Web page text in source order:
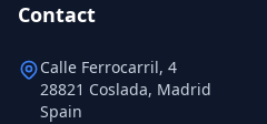
Contact
Calle Ferrocarril, 4
28821 Coslada, Madrid
Spain